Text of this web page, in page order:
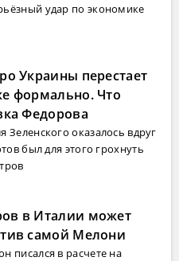
удар по экономике
Украины перестает
формально. Что
Федорова
Зеленского оказалось вдруг
был для этого грохнуть
в Италии может
самой Мелони
писался в расчете на